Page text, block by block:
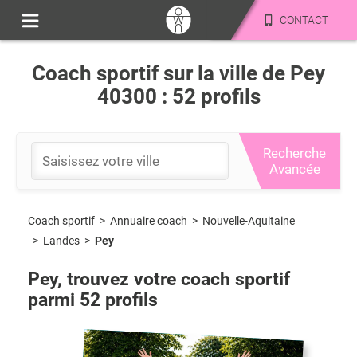
CONTACT
Coach sportif sur la ville de Pey
40300 : 52 profils
Recherche
Avancée
Coach sportif > Annuaire coach > Nouvelle-Aquitaine
> Landes > Pey
Pey, trouvez votre coach sportif
parmi 52 profils